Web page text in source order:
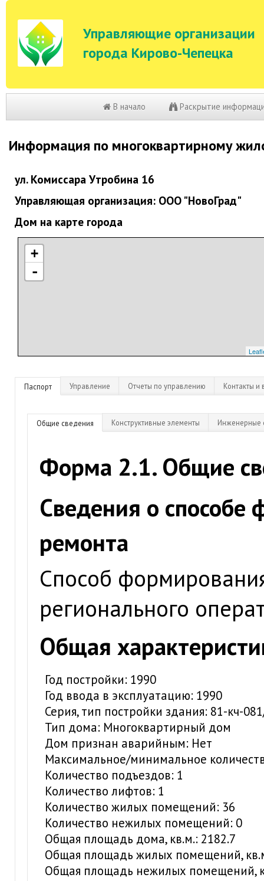
Управляющие организации
города Кирово-Чепецка
В начало Раскрытие
Информация по многоквартирному
ул. Комиссара Утробина 16
Управляющая организация: ООО "НовоГрад"
Дом на карте города
+
-
Паспорт Управление Отчеты по управлению Контакты и
Общие сведения Конструктивные элементы Инженерные
Форма 2.1. Общие
Сведения о способе
ремонта
Способ
регионального
Общая
Год постройки: 1990
Год ввода в эксплуатацию: 1990
Серия, тип постройки здания: 81-кч-
Тип дома: Многоквартирный дом
Дом признан аварийным: Нет
Максимальное/минимальное
Количество подъездов: 1
Количество лифтов: 1
Количество жилых помещений: 36
Количество нежилых помещений: 0
Общая площадь дома, кв.м.: 2182.7
Общая площадь жилых помещений,
Общая площадь нежилых помещений,